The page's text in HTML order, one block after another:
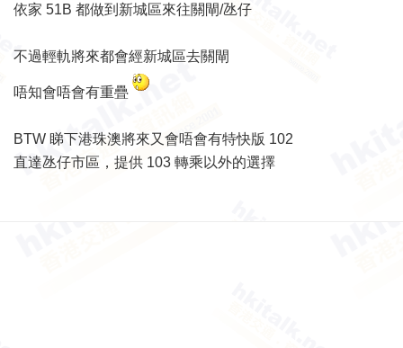
依家 51B 都做到新城區來往關閘/氹仔
不過輕軌將來都會經新城區去關閘
唔知會唔會有重疊
BTW 睇下港珠澳將來又會唔會有特快版 102
直達氹仔市區，提供 103 轉乘以外的選擇